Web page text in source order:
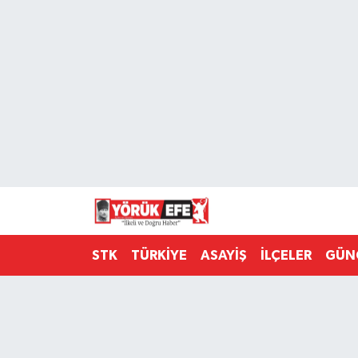
STK TÜRKİYE ASAYİŞ İLÇELER
Süper Lig Puan Durumu ve Fikstür
Tüm Manşetler